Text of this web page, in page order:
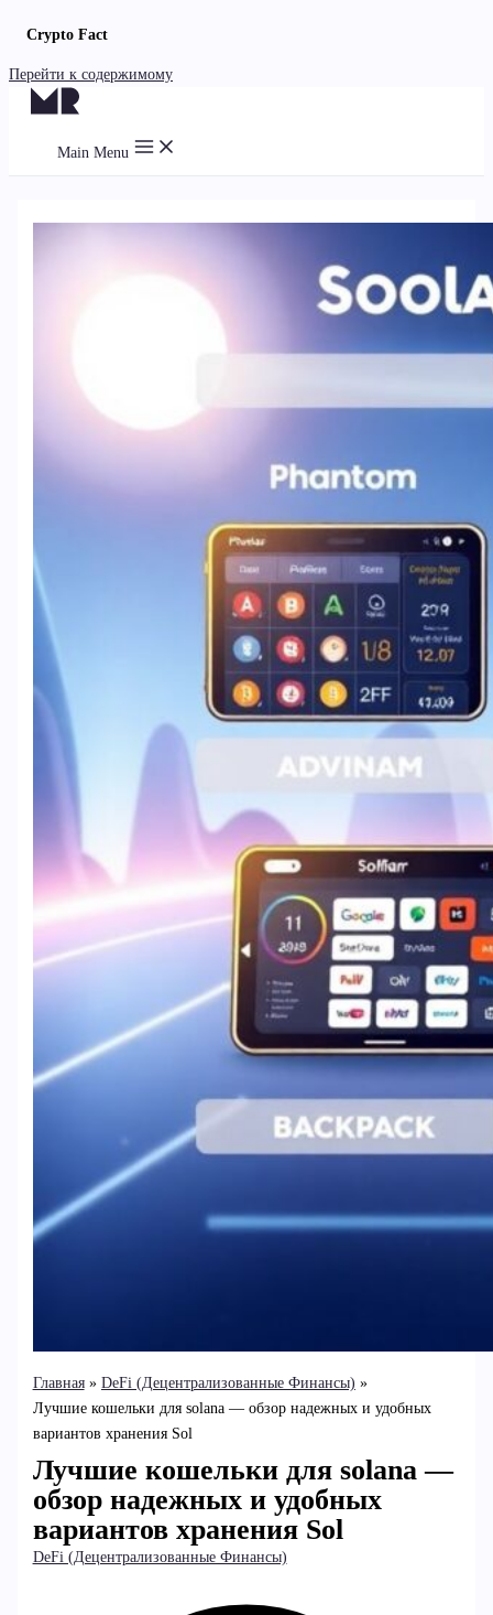
Crypto Fact
Перейти к содержимому
Main Menu
Главная
DeFi (Децентрализованные Финансы)
Лучшие кошельки для solana — обзор надежных и удобных
вариантов хранения Sol
Лучшие кошельки для solana —
обзор надежных и удобных
вариантов хранения Sol
DeFi (Децентрализованные Финансы)